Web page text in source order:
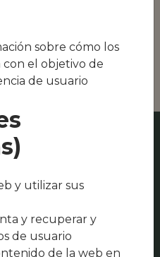
sobre cómo los
con el objetivo de
de usuario
y utilizar sus
y recuperar y
de usuario
de la web en